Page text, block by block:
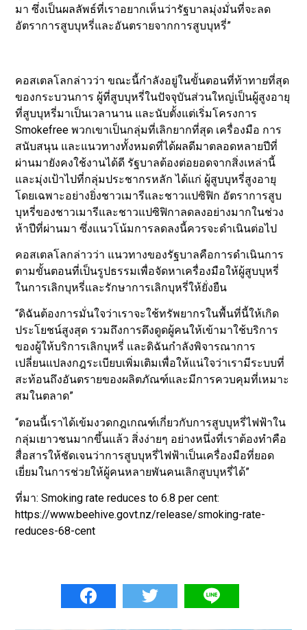
มา ซึ่งเป็นผลลัพธ์ที่เราอยากเห็นว่ารัฐบาลมุ่งมั่นที่จะลด
อัตราการสูบบุหรี่และอันตรายจากการสูบบุหรี่”
คอสเตลโลกล่าวว่า ขณะนี้กำลังอยู่ในขั้นตอนที่ท้าทายที่สุด
ของกระบวนการ ผู้ที่สูบบุหรี่ในปัจจุบันส่วนใหญ่เป็นผู้สูงอายุ
ที่สูบบุหรี่มาเป็นเวลานาน และนับตั้งแต่เริ่มโครงการ
Smokefree พวกเขาเป็นกลุ่มที่เลิกยากที่สุด เครื่องมือ การ
สนับสนุน และแนวทางทั้งหมดที่ได้ผลดีมาตลอดหลายปีที่
ผ่านมายังคงใช้งานได้ดี รัฐบาลต้องต่อยอดจากสิ่งเหล่านี้
และมุ่งเป้าไปที่กลุ่มประชากรหลัก ได้แก่ ผู้สูบบุหรี่สูงอายุ
โดยเฉพาะอย่างยิ่งชาวเมารีและชาวแปซิฟิก อัตราการสูบ
บุหรี่ของชาวเมารีและชาวแปซิฟิกาลดลงอย่างมากในช่วง
ห้าปีที่ผ่านมา ซึ่งแนวโน้มการลดลงนี้ควรจะดำเนินต่อไป
คอสเตลโลกล่าวว่า แนวทางของรัฐบาลคือการดำเนินการ
ตามขั้นตอนที่เป็นรูปธรรมเพื่อจัดหาเครื่องมือให้ผู้สูบบุหรี่
ในการเลิกบุหรี่และรักษาการเลิกบุหรี่ให้ยั่งยืน
“ดิฉันต้องการมั่นใจว่าเราจะใช้ทรัพยากรในพื้นที่นี้ให้เกิด
ประโยชน์สูงสุด รวมถึงการดึงดูดผู้คนให้เข้ามาใช้บริการ
ของผู้ให้บริการเลิกบุหรี่ และดิฉันกำลังพิจารณาการ
เปลี่ยนแปลงกฎระเบียบเพิ่มเติมเพื่อให้แน่ใจว่าเรามีระบบที่
สะท้อนถึงอันตรายของผลิตภัณฑ์และมีการควบคุมที่เหมาะ
สมในตลาด”
“ตอนนี้เราได้เข้มงวดกฎเกณฑ์เกี่ยวกับการสูบบุหรี่ไฟฟ้าใน
กลุ่มเยาวชนมากขึ้นแล้ว สิ่งง่ายๆ อย่างหนึ่งที่เราต้องทำคือ
สื่อสารให้ชัดเจนว่าการสูบบุหรี่ไฟฟ้าเป็นเครื่องมือที่ยอด
เยี่ยมในการช่วยให้ผู้คนหลายพันคนเลิกสูบบุหรี่ได้”
ที่มา: Smoking rate reduces to 6.8 per cent:
https://www.beehive.govt.nz/release/smoking-rate-
reduces-68-cent